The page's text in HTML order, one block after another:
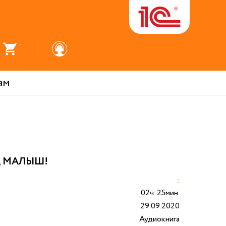
МАЛЫШ!
-
02ч. 25мин.
29.09.2020
Аудиокнига